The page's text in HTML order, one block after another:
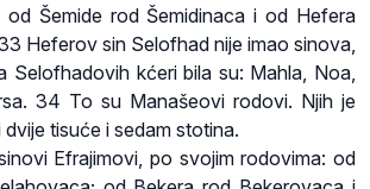
od Šemide rod Šemidinaca i od Hefera
Heferov sin Selofhad nije imao sinova,
Selofhadovih kćeri bila su: Mahla, Noa,
34 To su Manašeovi rodovi. Njih je
tisuće i sedam stotina.
Efrajimovi, po svojim rodovima: od